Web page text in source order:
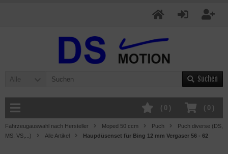
Alle Suchen
( 0 )
( 0 )
Fahrzeugauswahl nach Hersteller Moped 50 ccm Puch
Puch diverse (DS,
MS, VS,...)
Alle Artikel Haupdüsenset für Bing 12 mm Vergaser 56 - 62